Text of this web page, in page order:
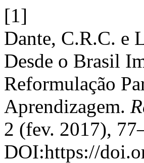
[1]
Dante, C.R.C. e
Desde o Brasil
Reformulação
Aprendizagem.
2 (fev. 2017),
DOI:https://